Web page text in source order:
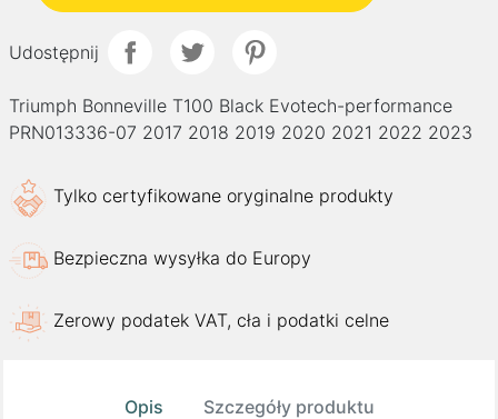
Udostępnij
Triumph Bonneville T100 Black Evotech-performance
PRN013336-07 2017 2018 2019 2020 2021 2022 2023
Tylko certyfikowane oryginalne produkty
Bezpieczna wysyłka do Europy
Zerowy podatek VAT, cła i podatki celne
Opis Szczegóły produktu